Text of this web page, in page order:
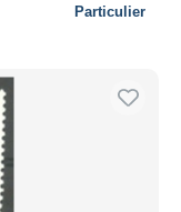
Particulier